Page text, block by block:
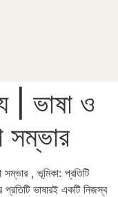
| ভাষা ও
সম্ভার
সম্ভার , ভূমিকা: প্রতিটি
ভাষারই একটি নিজস্ব